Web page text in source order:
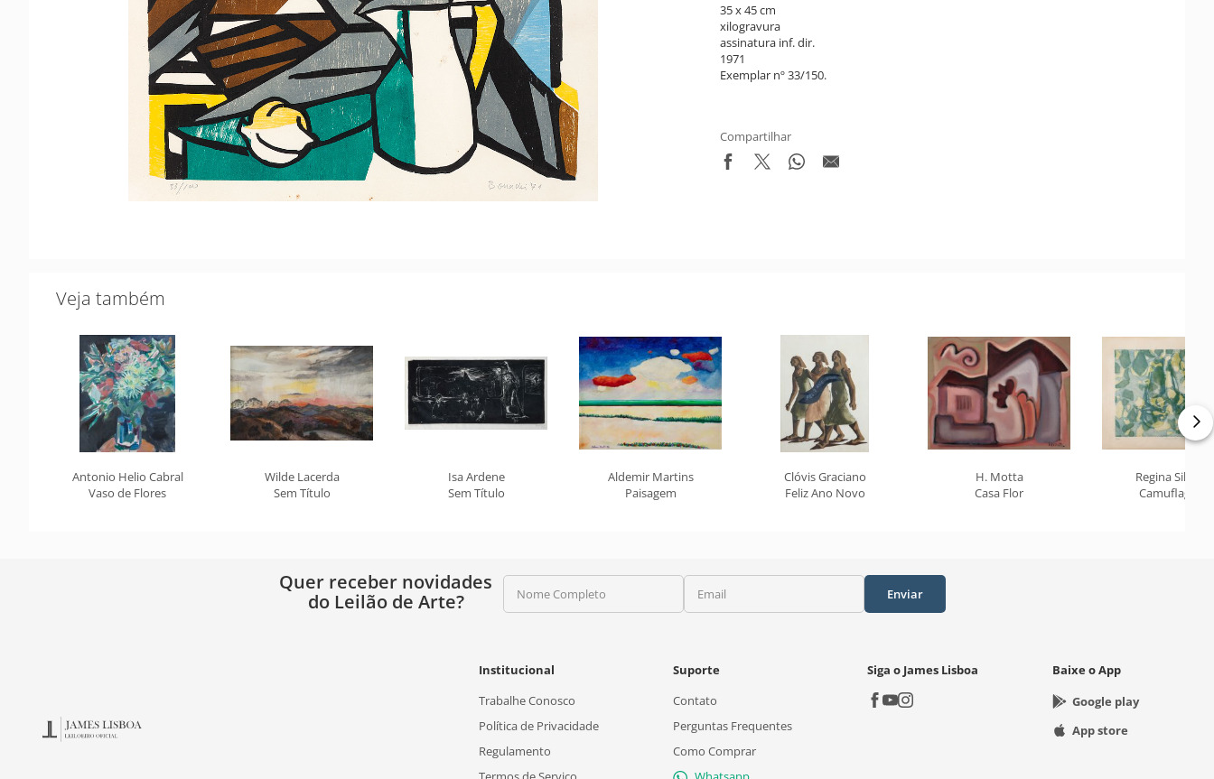
35 x 45 cm
xilogravura
assinatura inf. dir.
1971
Exemplar nº 33/150.
Compartilhar
Veja também
Antonio Helio Cabral
Vaso de Flores
Wilde Lacerda
Sem Título
Isa Ardene
Sem Título
Aldemir Martins
Paisagem
Clóvis Graciano
Feliz Ano Novo
H. Motta
Casa Flor
Regina Silveira
Camuflagem
Quer receber novidades
do Leilão de Arte?
Nome Completo Email Enviar
Institucional
Trabalhe Conosco
Política de Privacidade
Regulamento
Suporte
Contato
Perguntas Frequentes
Como Comprar
Siga o James Lisboa
Baixe o App
Google play
App store